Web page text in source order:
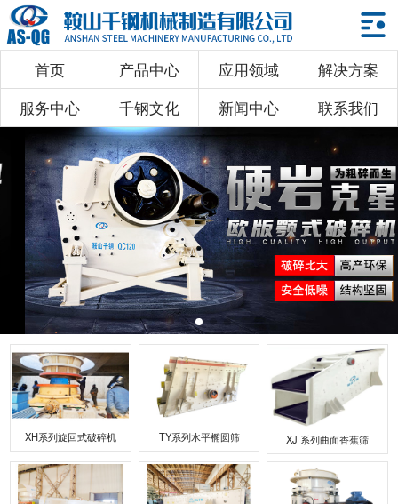
产品中心
应用领域
解决方案
服务中心
千钢文化
新闻中心
联系我们
首页 产品中心 应用领域
解决方案
服务中心
千钢文化 新闻中心 联系我们
XH系列旋回式破碎机 TY系列水平椭圆筛 XJ 系列曲面香蕉筛